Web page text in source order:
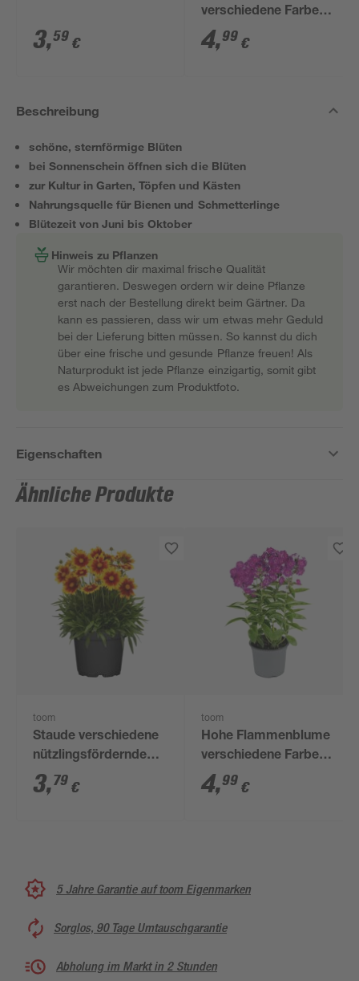
3,59 €
verschiedene Farben
13 cm Topf
4,99 €
Beschreibung
schöne, sternförmige Blüten
bei Sonnenschein öffnen sich die Blüten
zur Kultur in Garten, Töpfen und Kästen
Nahrungsquelle für Bienen und Schmetterlinge
Blütezeit von Juni bis Oktober
Hinweis zu Pflanzen
Wir möchten dir maximal frische Qualität
garantieren. Deswegen ordern wir deine Pflanze
erst nach der Bestellung direkt beim Gärtner. Da
kann es passieren, dass wir um etwas mehr Geduld
bei der Lieferung bitten müssen. So kannst du dich
über eine frische und gesunde Pflanze freuen! Als
Naturprodukt ist jede Pflanze einzigartig, somit gibt
es Abweichungen zum Produktfoto.
Eigenschaften
Ähnliche Produkte
toom
Staude verschiedene
nützlingsfördernde
Sorten 13 cm Topf
3,79 €
toom
Hohe Flammenblume
verschiedene Farben
13 cm Topf
4,99 €
5 Jahre Garantie auf toom Eigenmarken
Sorglos, 90 Tage Umtauschgarantie
Abholung im Markt in 2 Stunden